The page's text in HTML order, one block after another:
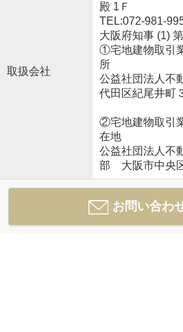
取扱会社
殿 1Ｆ
TEL:072-981-
大阪府知事 (1)
①宅地建物取引
所
公益社団法人不
代田区紀尾井
②宅地建物取引
在地
公益社団法人不
部 大阪市中央
お問い合わ